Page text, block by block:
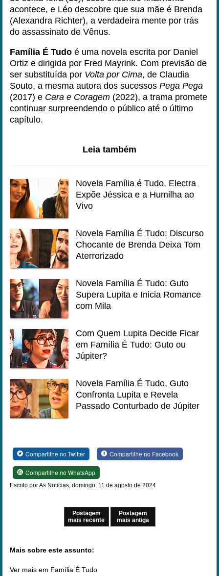
acontece, e Léo descobre que sua mãe é Brenda
(Alexandra Richter), a verdadeira mente por trás
do assassinato de Vênus.
Família É Tudo é uma novela escrita por Daniel
Ortiz e dirigida por Fred Mayrink. Com previsão de
ser substituída por Volta por Cima, de Claudia
Souto, a mesma autora dos sucessos Pega Pega
(2017) e Cara e Coragem (2022), a trama promete
continuar surpreendendo o público até o último
capítulo.
Leia também
Novela Família é Tudo, Electra
Expõe Jéssica e a Humilha ao
Vivo
Novela Família É Tudo: Discurso
Chocante de Brenda Deixa Tom
Aterrorizado
Novela Família É Tudo: Guto
Supera Lupita e Inicia Romance
com Mila
Com Quem Lupita Decide Ficar
em Família É Tudo: Guto ou
Júpiter?
Novela Família É Tudo, Guto
Confronta Lupita e Revela
Passado Conturbado de Júpiter
Compartilhe no Twitter Compartilhe no Facebook
Compartilhe no WhatsApp
Escrito por As Noticias, domingo, 11 de agosto de 2024
Postagem
mais recente
Postagem
mais antiga
Mais sobre este assunto:
Ver mais em Família É Tudo